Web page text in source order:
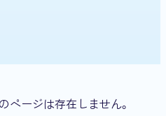
ページは存在しません。